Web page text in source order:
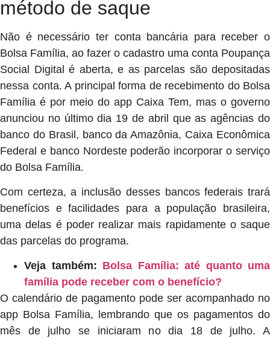
método de saque
Não é necessário ter conta bancária para receber o
Bolsa Família, ao fazer o cadastro uma conta Poupança
Social Digital é aberta, e as parcelas são depositadas
nessa conta. A principal forma de recebimento do Bolsa
Família é por meio do app Caixa Tem, mas o governo
anunciou no último dia 19 de abril que as agências do
banco do Brasil, banco da Amazônia, Caixa Econômica
Federal e banco Nordeste poderão incorporar o serviço
do Bolsa Família.
Com certeza, a inclusão desses bancos federais trará
benefícios e facilidades para a população brasileira,
uma delas é poder realizar mais rapidamente o saque
das parcelas do programa.
Veja também: Bolsa Família: até quanto uma
família pode receber com o benefício?
O calendário de pagamento pode ser acompanhado no
app Bolsa Família, lembrando que os pagamentos do
mês de julho se iniciaram no dia 18 de julho. A